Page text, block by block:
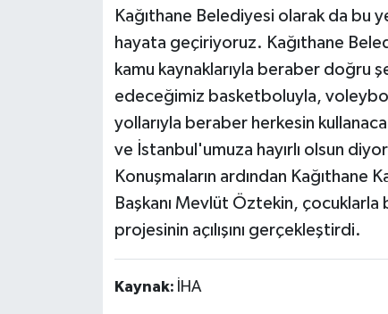
Kağıthane Belediyesi olarak da bu
hayata geçiriyoruz. Kağıthane
kamu kaynaklarıyla beraber doğru
edeceğimiz basketboluyla,
yollarıyla beraber herkesin
ve İstanbul'umuza hayırlı olsun
Konuşmaların ardından Kağıthane
Başkanı Mevlüt Öztekin,
projesinin açılışını gerçekleştirdi.
Kaynak: İHA